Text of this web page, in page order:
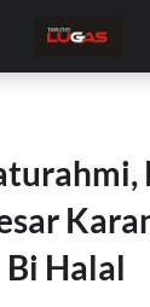
Halal